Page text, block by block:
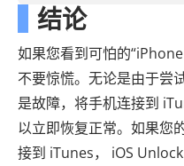
结论
如果您看到可怕的
不要惊慌。无论是由于尝
是故障，将手机连接到
以立即恢复正常。如果您
接到 iTunes， iOS